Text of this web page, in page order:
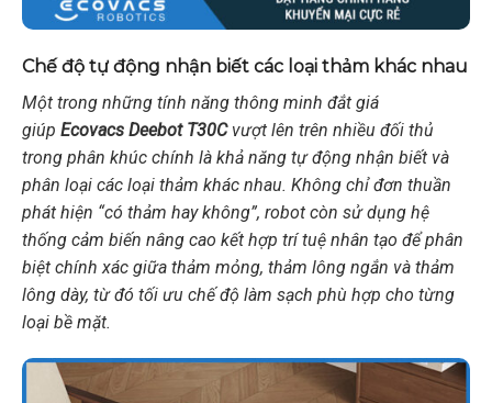
Chế độ tự động nhận biết các loại thảm khác nhau
Một trong những tính năng thông minh đắt giá
giúp Ecovacs Deebot T30Cvượt lên trên nhiều đối thủ
trong phân khúc chính là khả năng tự động nhận biết và
phân loại các loại thảm khác nhau. Không chỉ đơn thuần
phát hiện “có thảm hay không”, robot còn sử dụng hệ
thống cảm biến nâng cao kết hợp trí tuệ nhân tạo để phân
biệt chính xác giữa thảm mỏng, thảm lông ngắn và thảm
lông dày, từ đó tối ưu chế độ làm sạch phù hợp cho từng
loại bề mặt.